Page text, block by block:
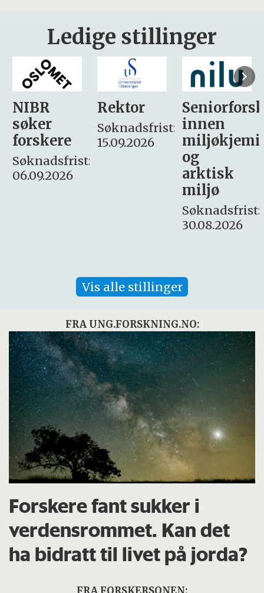
Ledige stillinger
Rektor
Søknadsfrist:
15.09.2026
Seniorforsker
innen
miljøkjemi
søker
– fast
Søknadsfrist:
16. august.
Vis alle stillinger
FRA UNG.FORSKNING.NO:
Forskere fant sukker i
verdensrommet. Kan det
ha bidratt til livet på jorda?